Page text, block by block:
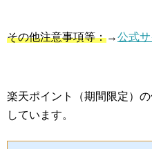
その他注意事項等：→公式サ
楽天ポイント（期間限定）
しています。